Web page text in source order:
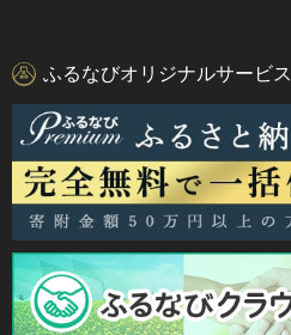
ふるなびオリジナルサービス